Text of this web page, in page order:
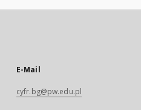
E-Mail
cyfr.bg@pw.edu.pl